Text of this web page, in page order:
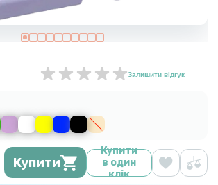
Залишити відгук
Купити
Купити
в один
клік